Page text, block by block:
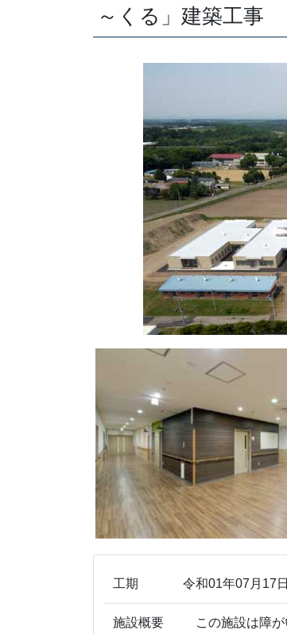
～くる」建築工事
工期 令和01年07月17
施設概要
この施設は障が